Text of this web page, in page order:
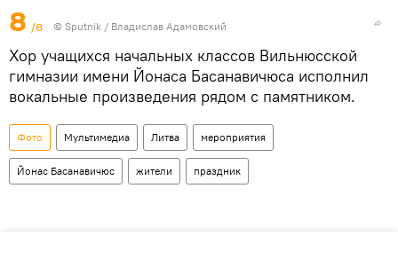
8 /8 © Sputnik / Владислав Адамовский
Хор учащихся начальных классов Вильнюсской
гимназии имени Йонаса Басанавичюса исполнил
вокальные произведения рядом с памятником.
Фото Мультимедиа Литва мероприятия
Йонас Басанавичюс жители праздник